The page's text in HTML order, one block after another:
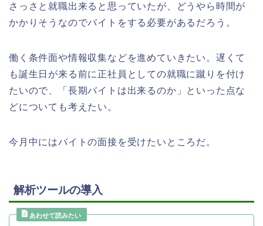
さっさと就職出来ると思っていたが、どうやら時間が
かかりそうなのでバイトをする必要があるだろう。
働く条件面や情報収集などを進めていきたい。遅くて
も誕生日が来る前に正社員としての就職に蹴りを付け
たいので、「長期バイトは出来るのか」といった点な
どについても考えたい。
今月中にはバイトの面接を受けたいところだ。
解析ツールの導入